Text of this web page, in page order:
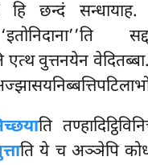
हि छन्दं
एत्थ वुत्तनयेन
ति
ति ये च अञ्ञेपि